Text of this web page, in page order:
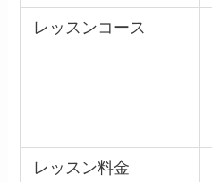
レッスンコース
レッスン料金